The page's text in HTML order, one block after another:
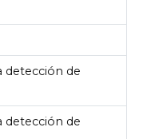
detección de
detección de